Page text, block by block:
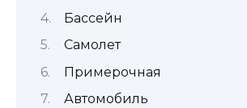
Бассейн
Самолет
Примерочная
Автомобиль